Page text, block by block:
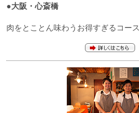
●大阪・心斎橋
肉をとことん味わうお得すぎるコース